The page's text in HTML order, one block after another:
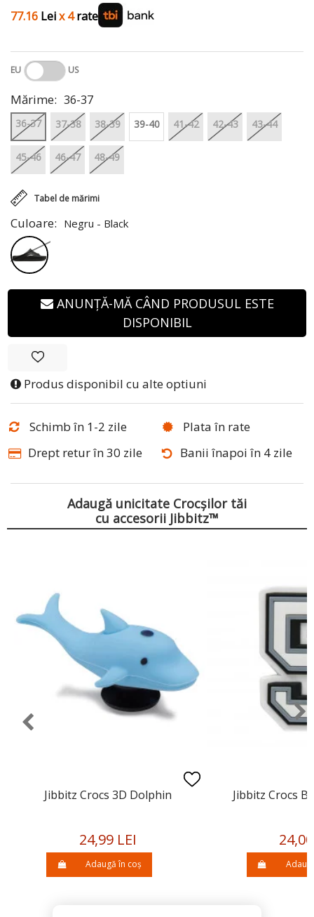
77.16 Leix 4rate
EU US
Culoare: Negru - Black
Tabel de mărimi
Mărime: 36-37
36-37 37-38 38-39 39-40 41-42 42-43 43-44
45-46 46-47 48-49
ANUNȚĂ-MĂ CÂND PRODUSUL ESTE
DISPONIBIL
Produs disponibil cu alte optiuni
Schimb în 1-2 zile
Plata în rate
Drept retur în 30 zile
Banii înapoi în 4 zile
Adaugă unicitate Crocșilor tăi
cu accesorii Jibbitz™
Jibbitz Crocs 3D Dolphin
24,99 LEI
Adaugă în coș
Jibbitz Crocs